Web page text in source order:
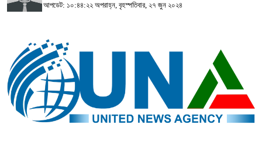
আপডেট: ১০:৪৪:২২ অপরাহ্ন, বৃহস্পতিবার, ২৭ জুন ২০২৪